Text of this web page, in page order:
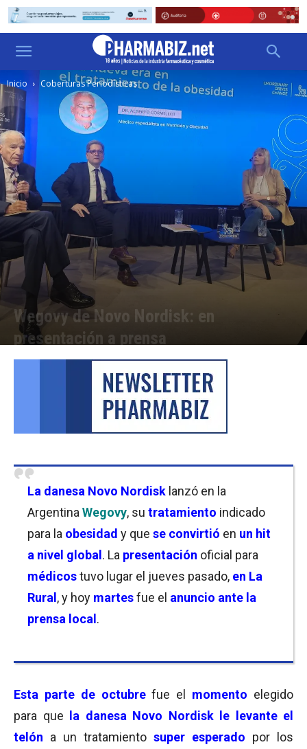
Inicio Coberturas Periodísticas
Wegovy de Novo Nordisk: en
presentación a prensa
Por Cristina Kroll y Martina Pawlak - 14/10/2025 15:00
La danesa Novo Nordisk lanzó en la
Argentina Wegovy, su tratamiento indicado
para la obesidad y que se convirtió en un hit
a nivel global . La presentación oficial para
médicostuvo lugar el jueves pasado, en La
Rural , y hoy martesfue el anuncio ante la
prensa local .
Esta parte de octubrefue el momento elegido
para que la danesa Novo Nordisk le levante el
telón a un tratamiento super esperado por los